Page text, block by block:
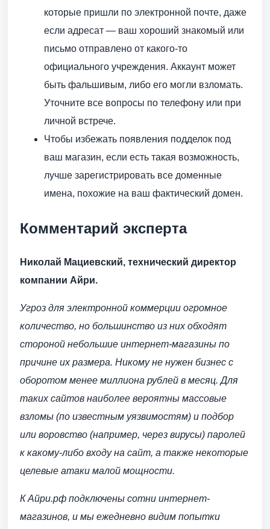
которые пришли по электронной почте, даже
если адресат — ваш хороший знакомый или
письмо отправлено от какого-то
официального учреждения. Аккаунт может
быть фальшивым, либо его могли взломать.
Уточните все вопросы по телефону или при
личной встрече.
Чтобы избежать появления подделок под
ваш магазин, если есть такая возможность,
лучше зарегистрировать все доменные
имена, похожие на ваш фактический домен.
Комментарий эксперта
Николай Мациевский, технический директор
компании Айри.
Угроз для электронной коммерции огромное
количество, но большинство из них обходят
стороной небольшие интернет-магазины по
причине их размера. Никому не нужен бизнес с
оборотом менее миллиона рублей в месяц. Для
таких сайтов наиболее вероятны массовые
взломы (по известным уязвимостям) и подбор
или воровство (например, через вирусы) паролей
к какому-либо входу на сайт, а также некоторые
целевые атаки малой мощности.
К Айри.рф подключены сотни интернет-
магазинов, и мы ежедневно видим попытки